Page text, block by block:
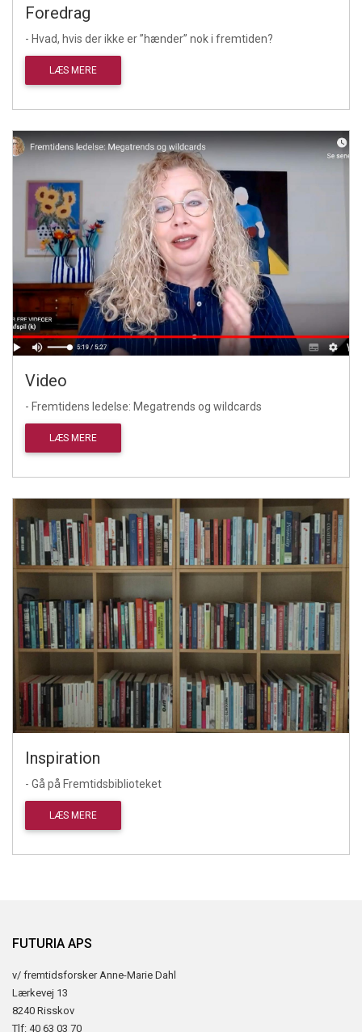
Foredrag
- Hvad, hvis der ikke er ”hænder” nok i fremtiden?
LÆS MERE
Video
- Fremtidens ledelse: Megatrends og wildcards
LÆS MERE
Inspiration
- Gå på Fremtidsbiblioteket
LÆS MERE
FUTURIA APS
v/ fremtidsforsker Anne-Marie Dahl
Lærkevej 13
8240 Risskov
Tlf: 40 63 03 70